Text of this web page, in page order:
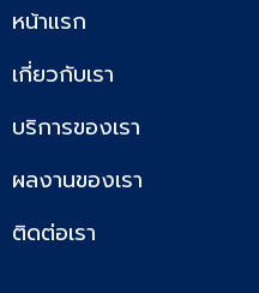
หน้าแรก
เกี่ยวกับเรา
บริการของเรา
ผลงานของเรา
ติดต่อเรา